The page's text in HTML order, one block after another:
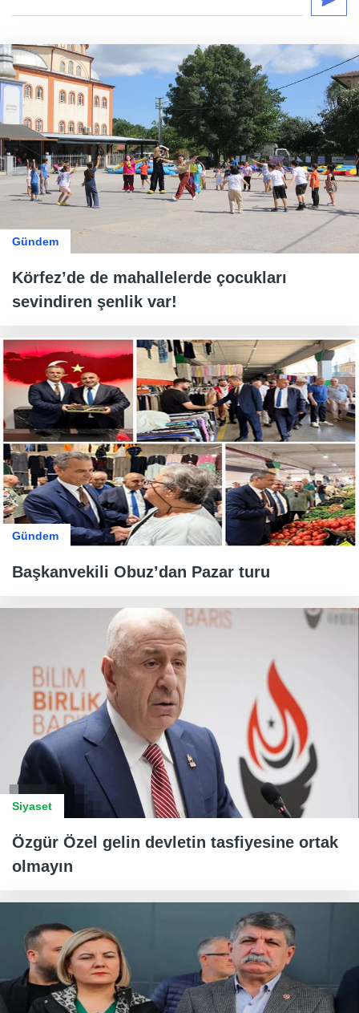
Gündem
Körfez’de de mahallelerde çocukları
sevindiren şenlik var!
Gündem
Başkanvekili Obuz’dan Pazar turu
Siyaset
Özgür Özel gelin devletin tasfiyesine ortak
olmayın